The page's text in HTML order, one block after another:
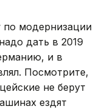
модернизации
дать в 2019
и в
Посмотрите,
не берут
ездят